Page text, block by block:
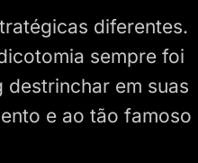
diferentes.
sempre foi
em suas
e ao tão famoso